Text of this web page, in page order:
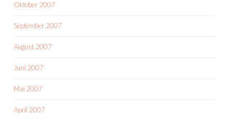
Oktober 2007
September 2007
August 2007
Juni 2007
Mai 2007
April 2007